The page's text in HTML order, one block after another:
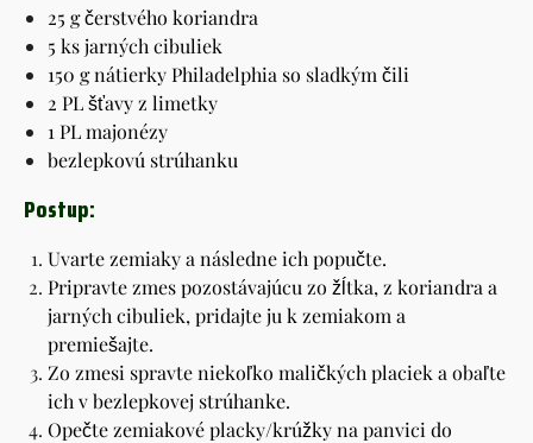
25 g čerstvého koriandra
5 ks jarných cibuliek
150 g nátierky Philadelphia so sladkým čili
2 PL šťavy z limetky
1 PL majonézy
bezlepkovú strúhanku
Postup:
Uvarte zemiaky a následne ich popučte.
Pripravte zmes pozostávajúcu zo žĺtka, z koriandra a
jarných cibuliek, pridajte ju k zemiakom a
premiešajte.
Zo zmesi spravte niekoľko maličkých placiek a obaľte
ich v bezlepkovej strúhanke.
Opečte zemiakové placky/krúžky na panvici do